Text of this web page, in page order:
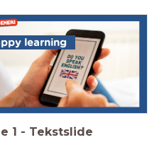
learning
1 - Tekstslide